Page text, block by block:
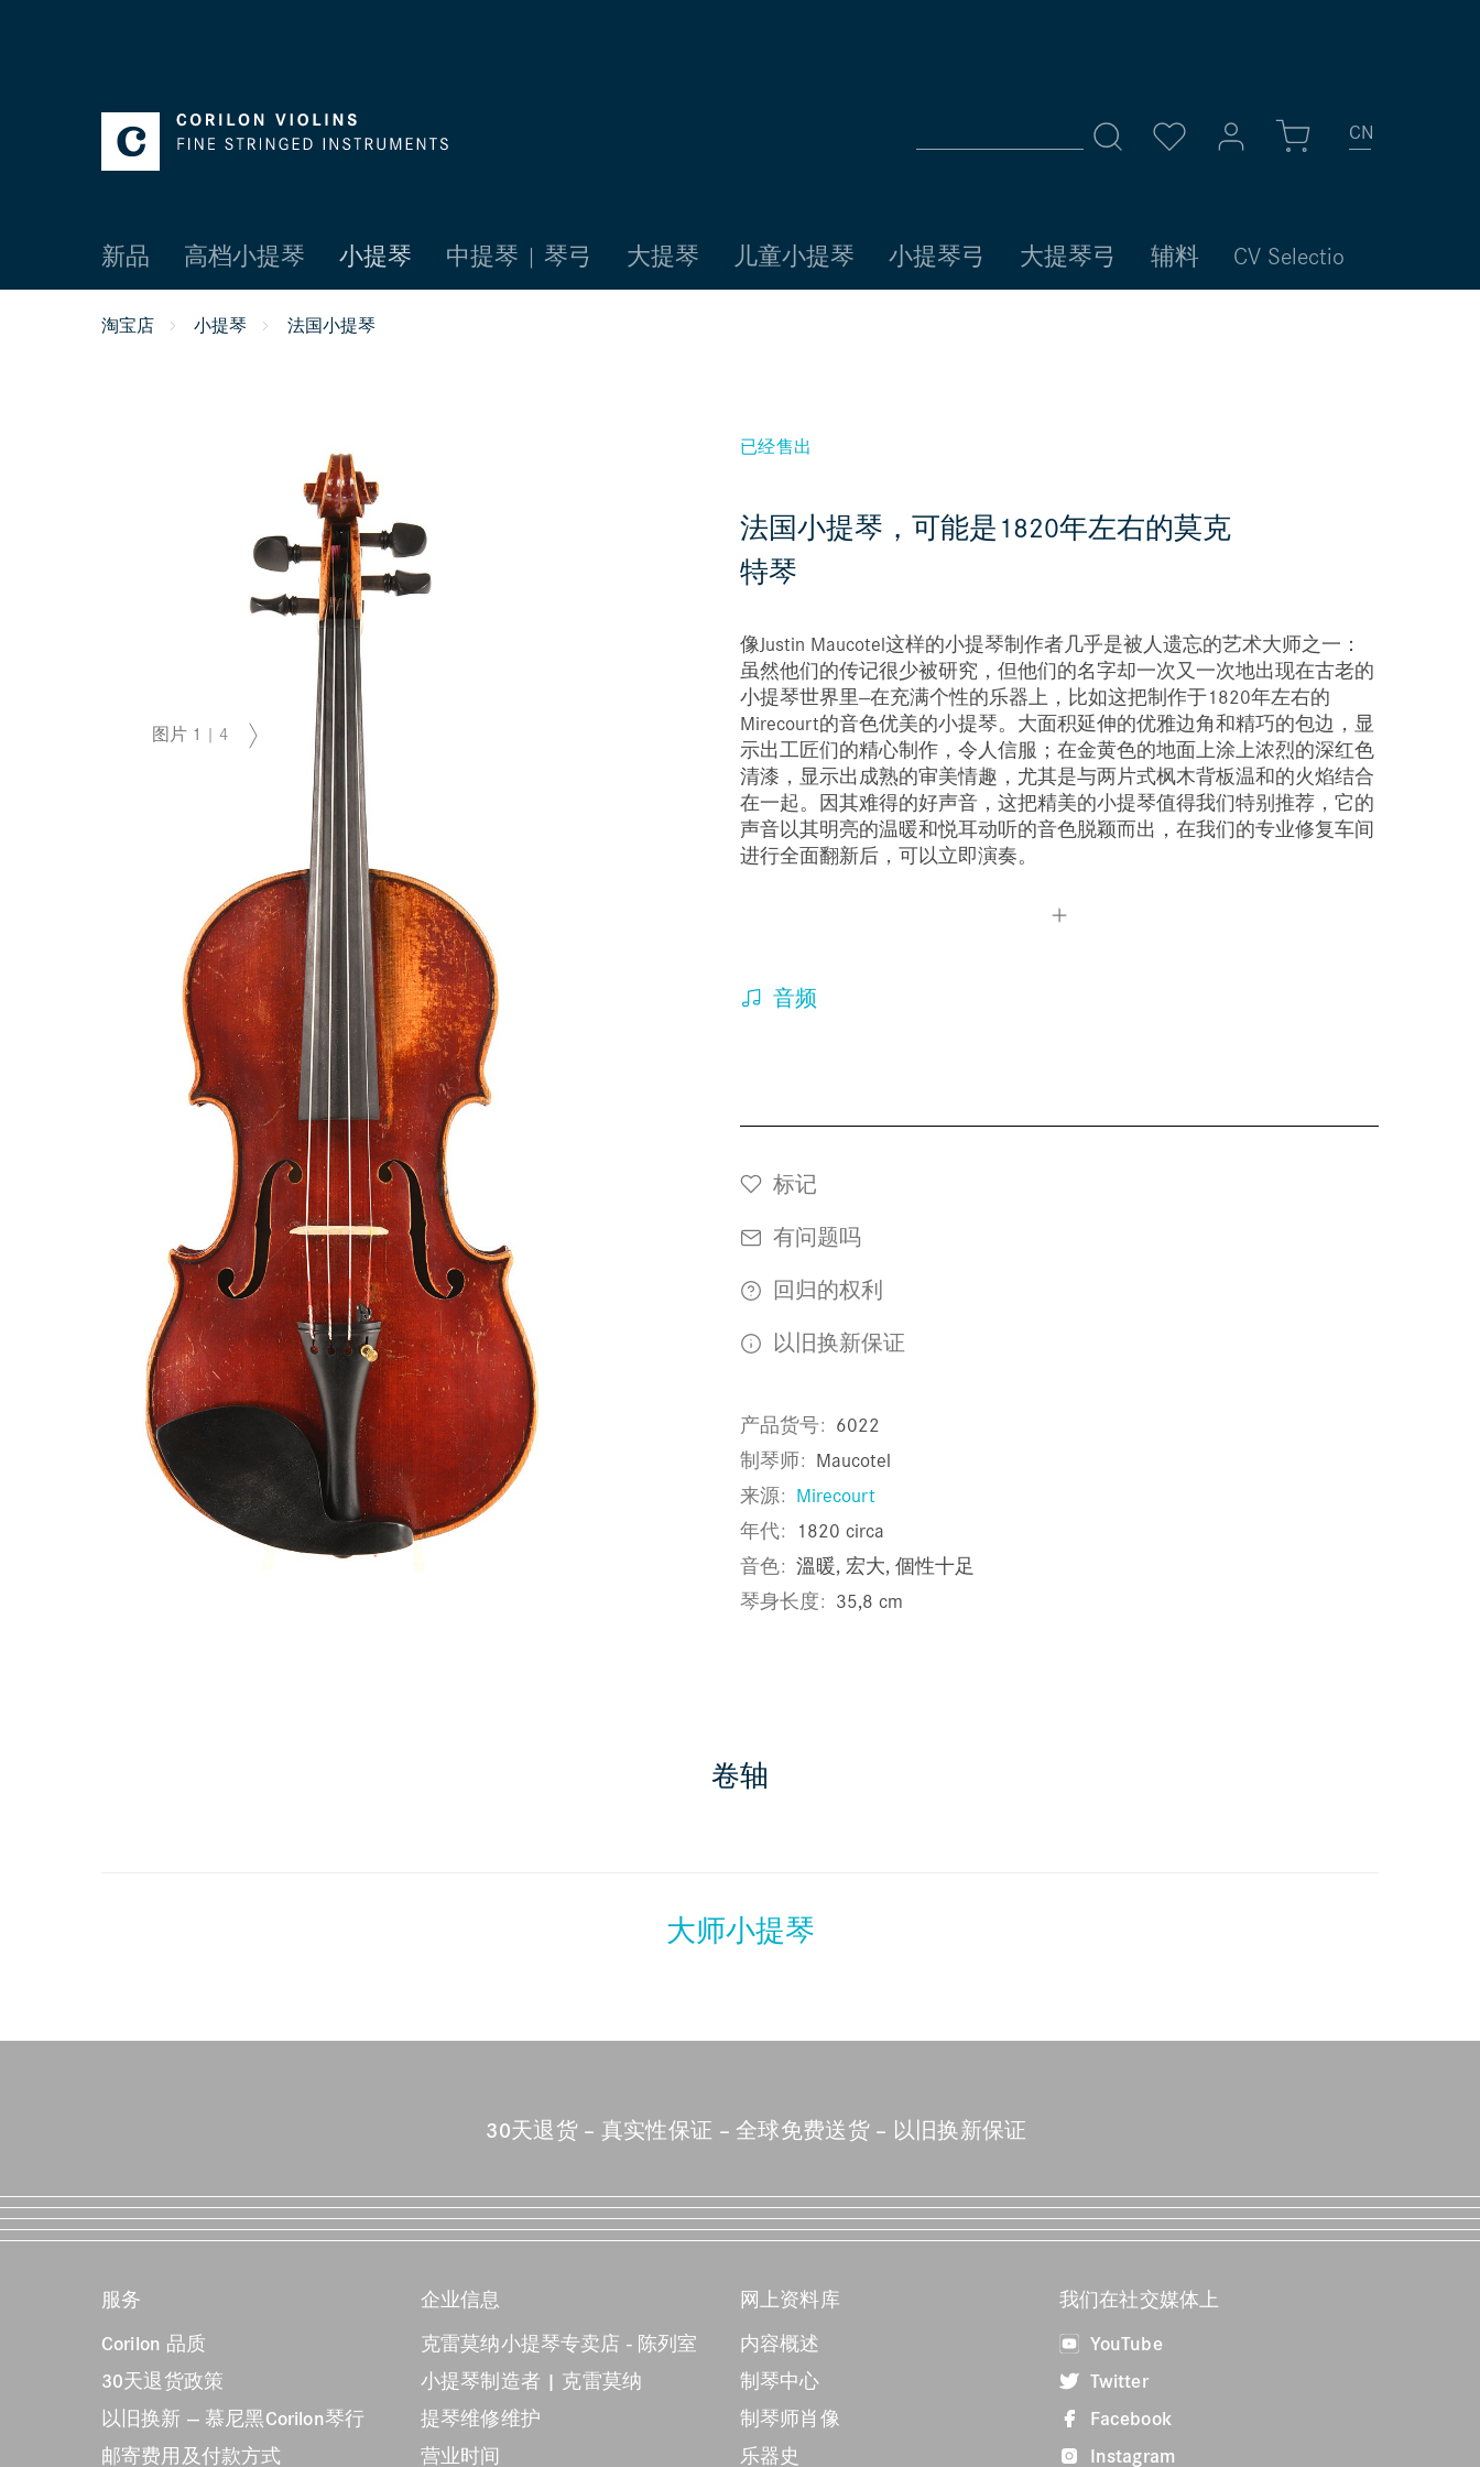
CN
登录
您的订购
新品 高档小提琴 小提琴 中提琴 | 琴弓 大提琴 儿童小提琴 小提琴弓 大提琴弓 辅料 CV Selectio
淘宝店 小提琴 法国小提琴
已经售出
法国小提琴，可能是1820年左右的莫克
特琴
像Justin Maucotel这样的小提琴制作者几乎是被人遗忘的艺术大师之一：
虽然他们的传记很少被研究，但他们的名字却一次又一次地出现在古老的
小提琴世界里--在充满个性的乐器上，比如这把制作于1820年左右的
Mirecourt的音色优美的小提琴。大面积延伸的优雅边角和精巧的包边，显
示出工匠们的精心制作，令人信服；在金黄色的地面上涂上浓烈的深红色
清漆，显示出成熟的审美情趣，尤其是与两片式枫木背板温和的火焰结合
在一起。因其难得的好声音，这把精美的小提琴值得我们特别推荐，它的
声音以其明亮的温暖和悦耳动听的音色脱颖而出，在我们的专业修复车间
进行全面翻新后，可以立即演奏。
音频
标记
有问题吗
回归的权利
以旧换新保证
产品货号 6022
制琴师 Maucotel
来源 Mirecourt
年代
1820 circa
音色 溫暖, 宏大, 個性十足
琴身长度 35,8 cm
图片 1 | 4
卷轴
大师小提琴
30天退货 真实性保证 全球免费送货 以旧换新保证
服务
Corilon 品质
30天退货政策
以旧换新 — 慕尼黑Corilon琴行
邮寄费用及付款方式
企业信息
克雷莫纳小提琴专卖店 - 陈列室
小提琴制造者 | 克雷莫纳
提琴维修维护
营业时间
网上资料库
内容概述
制琴中心
制琴师肖像
乐器史
我们在社交媒体上
YouTube
Twitter
Facebook
Instagram